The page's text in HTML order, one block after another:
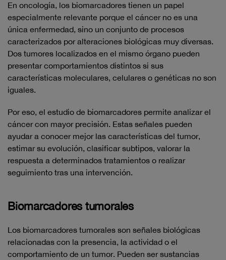
En oncología, los biomarcadores tienen un papel
especialmente relevante porque el cáncer no es una
única enfermedad, sino un conjunto de procesos
caracterizados por alteraciones biológicas muy diversas.
Dos tumores localizados en el mismo órgano pueden
presentar comportamientos distintos si sus
características moleculares, celulares o genéticas no son
iguales.
Por eso, el estudio de biomarcadores permite analizar el
cáncer con mayor precisión. Estas señales pueden
ayudar a conocer mejor las características del tumor,
estimar su evolución, clasificar subtipos, valorar la
respuesta a determinados tratamientos o realizar
seguimiento tras una intervención.
Biomarcadores tumorales
Los biomarcadores tumorales son señales biológicas
relacionadas con la presencia, la actividad o el
comportamiento de un tumor. Pueden ser sustancias